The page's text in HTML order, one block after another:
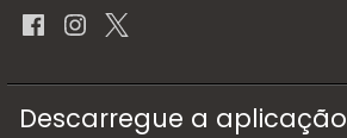
Descarregue a aplicação